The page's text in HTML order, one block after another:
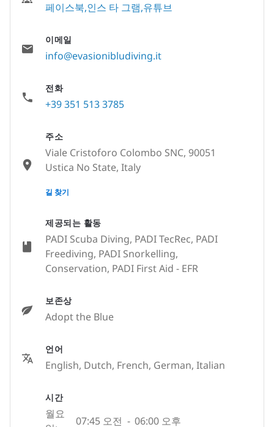
제공되는 활동
PADI Scuba Diving, PADI TecRec, PADI
Freediving, PADI Snorkelling,
Conservation, PADI First Aid - EFR
보존상
Adopt the Blue
언어
English, Dutch, French, German, Italian
시간
월요
07:45 오전 - 06:00 오후
페이스북 인스 타 그램 유튜브
이메일
info@evasionibludiving.it
전화
+39 351 513 3785
주소
Viale Cristoforo Colombo SNC, 90051
Ustica No State, Italy
None
길 찾기